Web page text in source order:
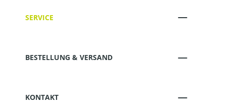
SERVICE
BESTELLUNG & VERSAND
KONTAKT